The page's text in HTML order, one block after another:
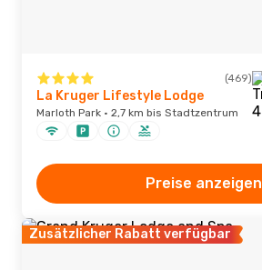
(469)
La Kruger Lifestyle Lodge
Marloth Park · 2,7 km bis Stadtzentrum
Preise anzeigen
Zusätzlicher Rabatt verfügbar